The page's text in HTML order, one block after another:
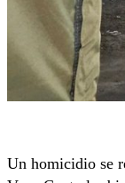
Un homicidio se